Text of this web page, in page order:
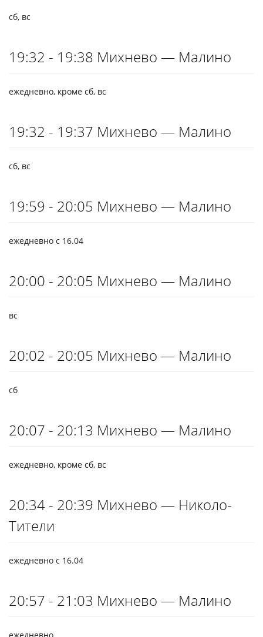
сб, вс
19:32 - 19:38 Михнево — Малино
ежедневно, кроме сб, вс
19:32 - 19:37 Михнево — Малино
сб, вс
19:59 - 20:05 Михнево — Малино
ежедневно с 16.04
20:00 - 20:05 Михнево — Малино
вс
20:02 - 20:05 Михнево — Малино
сб
20:07 - 20:13 Михнево — Малино
ежедневно, кроме сб, вс
20:34 - 20:39 Михнево — Николо-
Тители
ежедневно с 16.04
20:57 - 21:03 Михнево — Малино